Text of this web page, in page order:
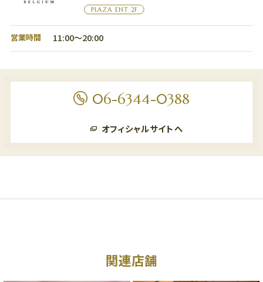
PLAZA ENT 2F
営業時間 11:00～20:00
06-6344-0388
オフィシャルサイトへ
関連店舗